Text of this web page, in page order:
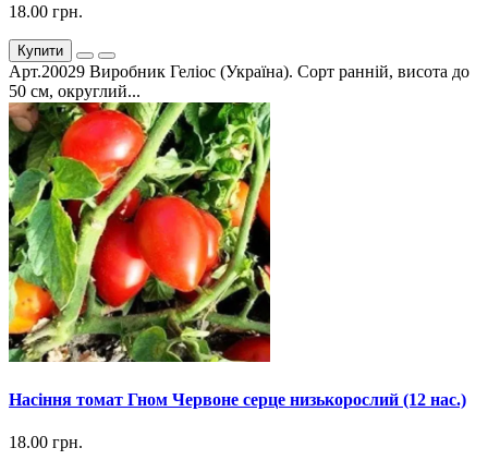
18.00 грн.
Купити
Арт.20029 Виробник Геліос (Україна). Сорт ранній, висота до
50 см, округлий...
Насіння томат Гном Червоне серце низькорослий (12 нас.)
18.00 грн.